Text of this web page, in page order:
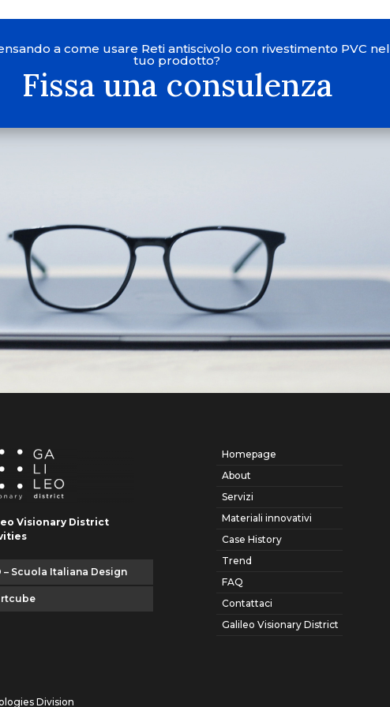
a come usare Reti antiscivolo con rivestimento PVC nel
tuo prodotto?
Fissa una consulenza
Visionary District
– Scuola Italiana Design
Homepage
About
Servizi
Materiali innovativi
Case History
Trend
FAQ
Contattaci
Galileo Visionary District
Division